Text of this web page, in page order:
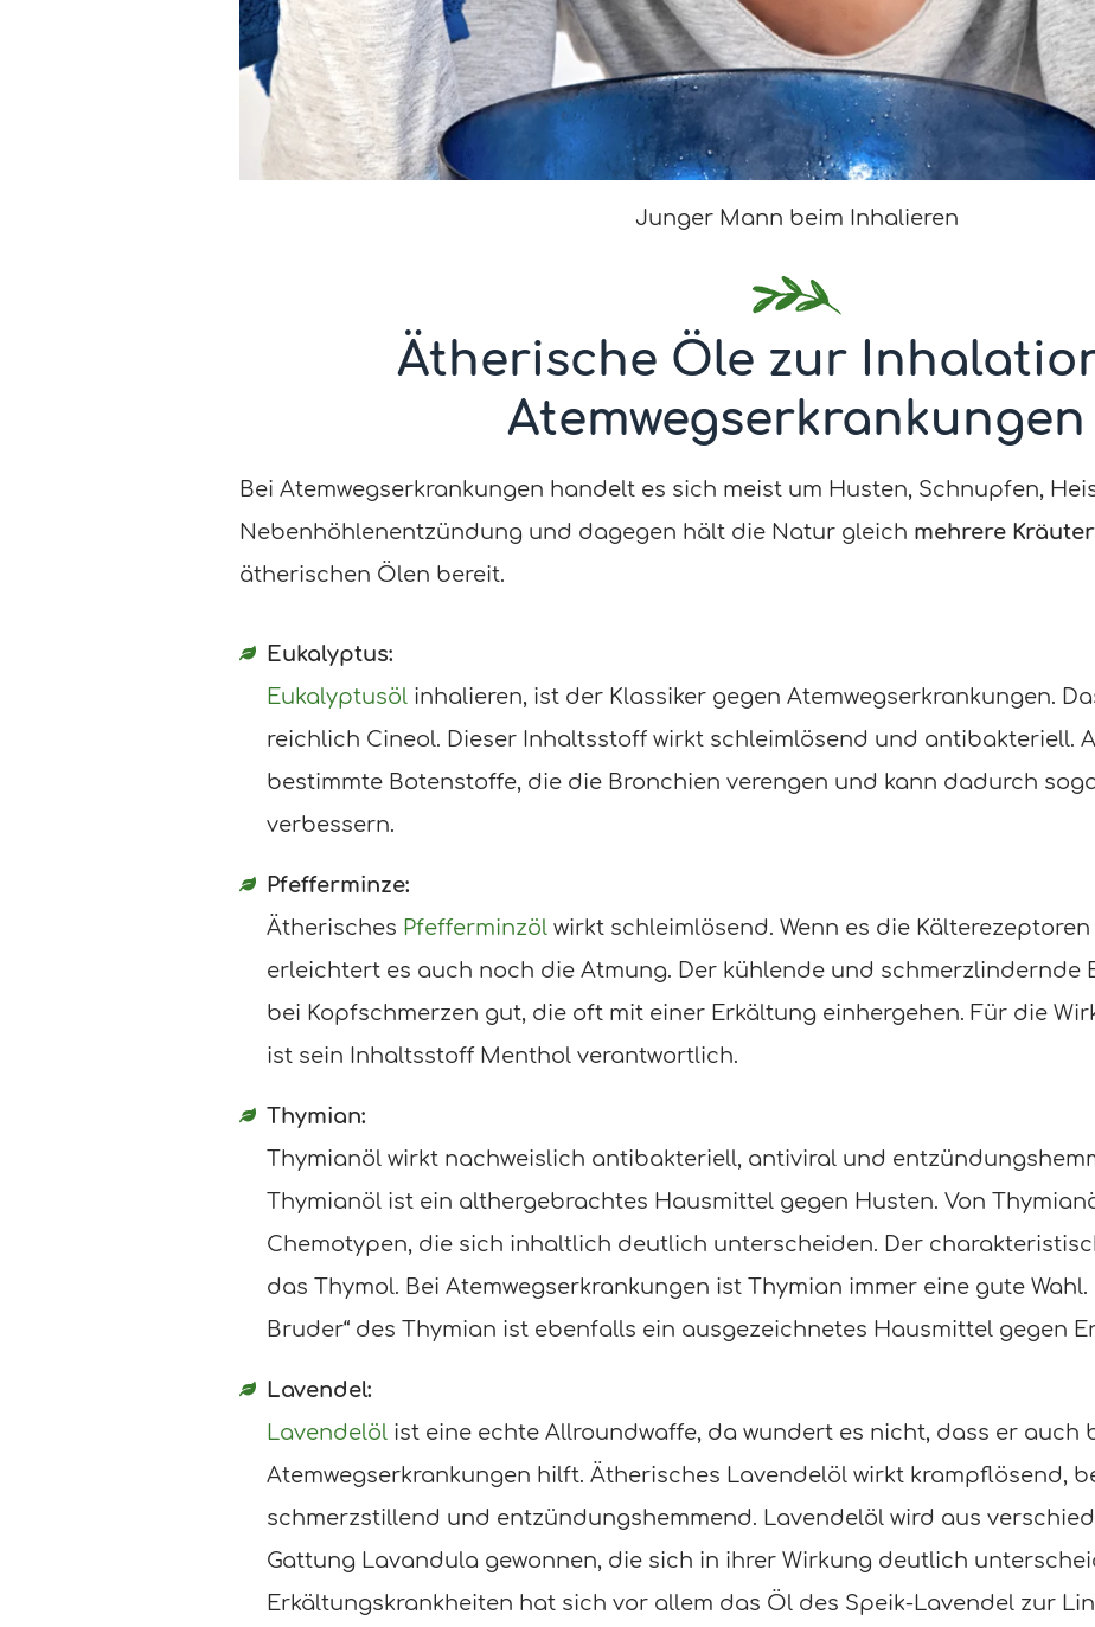
Junger Mann beim Inhalieren
Ätherische Öle zur
Atemwegserkrankungen
Bei Atemwegserkrankungen handelt es sich meist um Husten, Schnupfen,
Nebenhöhlenentzündung und dagegen hält die Natur gleich mehrere Kräuter
ätherischen Ölen bereit.
Eukalyptus:
Eukalyptusöl inhalieren, ist der Klassiker gegen Atemwegserkrankungen.
reichlich Cineol. Dieser Inhaltsstoff wirkt schleimlösend und antibakteriell.
bestimmte Botenstoffe, die die Bronchien verengen und kann dadurch
verbessern.
Pfefferminze:
Ätherisches Pfefferminzöl wirkt schleimlösend. Wenn es die
erleichtert es auch noch die Atmung. Der kühlende und schmerzlindernde
bei Kopfschmerzen gut, die oft mit einer Erkältung einhergehen. Für die
ist sein Inhaltsstoff Menthol verantwortlich.
Thymian:
Thymianöl wirkt nachweislich antibakteriell, antiviral und
Thymianöl ist ein althergebrachtes Hausmittel gegen Husten. Von
Chemotypen, die sich inhaltlich deutlich unterscheiden. Der
das Thymol. Bei Atemwegserkrankungen ist Thymian immer eine gute Wahl.
Bruder“ des Thymian ist ebenfalls ein ausgezeichnetes Hausmittel gegen
Lavendel:
Lavendelölist eine echte Allroundwaffe, da wundert es nicht, dass er auch
Atemwegserkrankungen hilft. Ätherisches Lavendelöl wirkt krampflösend,
schmerzstillend und entzündungshemmend. Lavendelöl wird aus
Gattung Lavandula gewonnen, die sich in ihrer Wirkung deutlich
Erkältungskrankheiten hat sich vor allem das Öl des Speik-Lavendel zur